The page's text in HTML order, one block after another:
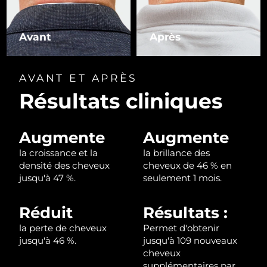
Avant Après
AVANT ET APRÈS
Résultats cliniques
Augmente
la croissance et la
densité des cheveux
jusqu'à 47 %.
Augmente
la brillance des
cheveux de 46 % en
seulement 1 mois.
Réduit
la perte de cheveux
jusqu'à 46 %.
Résultats :
Permet d'obtenir
jusqu'à 109 nouveaux
cheveux
R.A.S. chinoise de
Macao
Livraison estimée 8/14/26
Malte Livraison estimée8/12/26
Monaco Livraison estimée
Pays-Bas Livraison estimée8/12/26
Nouvelle-Zélande Livraison estimée 8/12/26
Norvège Livraison estimée
Livraison estimée 8/15/26